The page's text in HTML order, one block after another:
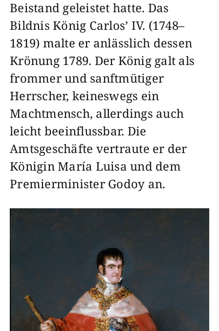
Beistand geleistet hatte. Das
Bildnis König Carlos’ IV. (1748–
1819) malte er anlässlich dessen
Krönung 1789. Der König galt als
frommer und sanftmütiger
Herrscher, keineswegs ein
Machtmensch, allerdings auch
leicht beeinflussbar. Die
Amtsgeschäfte vertraute er der
Königin María Luisa und dem
Premierminister Godoy an.